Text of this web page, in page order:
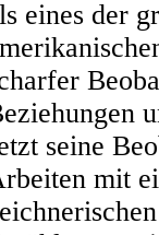
eines der
seine
mit